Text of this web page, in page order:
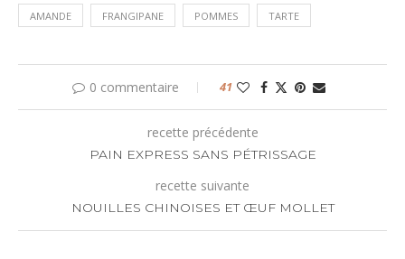
AMANDE FRANGIPANE POMMES TARTE
0 commentaire 41
recette précédente
PAIN EXPRESS SANS PÉTRISSAGE
recette suivante
NOUILLES CHINOISES ET ŒUF MOLLET